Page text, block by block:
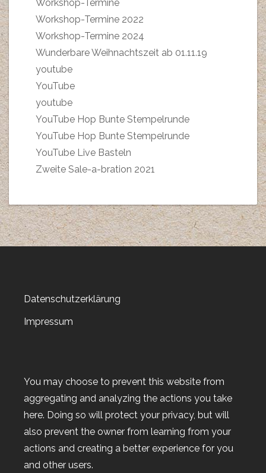
Workshop-Termine
Workshop-Termine 2022
Workshop-Termine 2024
Wunderbare Weihnachtszeit ab 01.11.19
youtube
YouTube
youtube
YouTube Hop Bunte Stempelrunde
YouTube Hop Bunte Stempelrunde
YouTube Live Basteln
Zweite Sale-a-bration 2021
Datenschutzerklärung
Impressum
You may choose to prevent this website from
aggregating and analyzing the actions you take
here. Doing so will protect your privacy, but will
also prevent the owner from learning from your
actions and creating a better experience for you
and other users.